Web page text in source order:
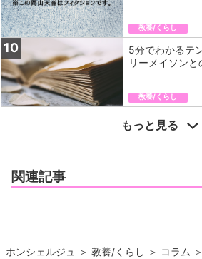
教養/くらし
10
5分でわかるテ
リーメイソンと
教養/くらし
もっと見る
関連記事
ホンシェルジュ ＞ 教養/くらし ＞ コラム ＞